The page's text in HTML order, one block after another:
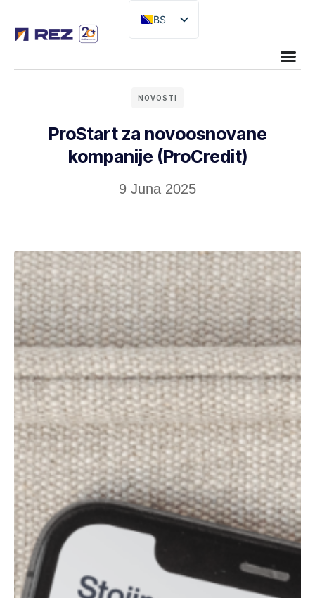
BS
EN
NOVOSTI
ProStart za novoosnovane
kompanije (ProCredit)
9 Juna 2025